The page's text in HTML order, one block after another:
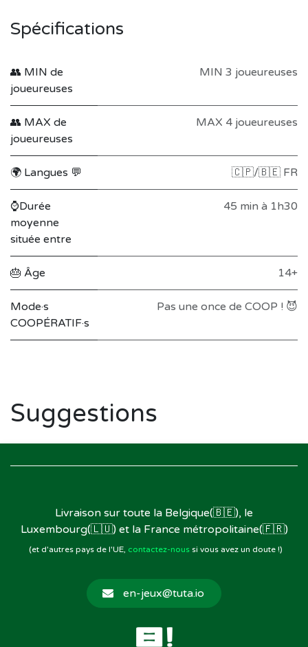
Spécifications
👥 MIN de
joueureuses
MIN 3 joueureuses
👥 MAX de
joueureuses
MAX 4 joueureuses
🌍 Langues 💬 🇨🇵/🇧🇪 FR
⌚Durée
moyenne
située entre
45 min à 1h30
🎂 Âge 14+
Mode·s
COOPÉRATIF·s
Pas une once de COOP ! 😈
Suggestions
Livraison sur toute la Belgique(🇧🇪), le
Luxembourg(🇱🇺) et la France métropolitaine(🇫🇷)
(et d'autres pays de l'UE, contactez-noussi vous avez un doute !)
en-jeux@tuta.io